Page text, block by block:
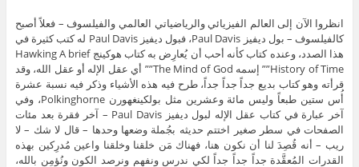
انظروا الآن إلى العالم الفيزيائي والرياضياتي العالمي والفيلسوف – فعلاً أصبح
كالفيلسوف – بول ديفيز Paul Davis، فبول ديفيز Paul Davis له كتب كثيرة في
هذا الصدد، وعنده كتاب كأنه أحب أن يُعارِض به كتاب هوكينج Hawking A brief
History of Time”” إسمه The Mind of God”” أي عقل الإله أو عقل الله، وقد
قرأته وهو كتاب بديع جداً جداً جداً، طرح فيه هذه الأشياء وذكر فيه نسبة عشرة
أُس ستين طبعاً وليس مائة وعشرين مثل بولكينغهورن Polkinghorne، وفي
آخر عبارة في كتاب عقل الإله لبول ديفيز Paul Davis – آخر فقرة بعد مئات
الصفحات في سطر صغير اختتم حديثه بجُملة وضعها وحدها – قال لا شك – لا
ريب – أنه قُصِدَ لنا أن نكون هنا، فهناك مَن خلقنا وخلقنا واعين مُدرِكين بهذه
القدرات المُعقَّدة جداً جداً جداً لكي ندرس ونفهم ونرصد الكون ونُؤمِن بالله،